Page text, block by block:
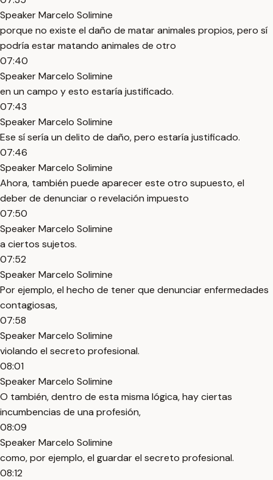
Speaker Marcelo Solimine
porque no existe el daño de matar animales propios, pero sí
podría estar matando animales de otro
07:40
Speaker Marcelo Solimine
en un campo y esto estaría justificado.
07:43
Speaker Marcelo Solimine
Ese sí sería un delito de daño, pero estaría justificado.
07:46
Speaker Marcelo Solimine
Ahora, también puede aparecer este otro supuesto, el
deber de denunciar o revelación impuesto
07:50
Speaker Marcelo Solimine
a ciertos sujetos.
07:52
Speaker Marcelo Solimine
Por ejemplo, el hecho de tener que denunciar enfermedades
contagiosas,
07:58
Speaker Marcelo Solimine
violando el secreto profesional.
08:01
Speaker Marcelo Solimine
O también, dentro de esta misma lógica, hay ciertas
incumbencias de una profesión,
08:09
Speaker Marcelo Solimine
como, por ejemplo, el guardar el secreto profesional.
08:12